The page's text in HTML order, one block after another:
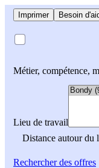
Imprimer Besoin
Métier, compétence,
Lieu de travail
Distance autour du
Rechercherdes offres